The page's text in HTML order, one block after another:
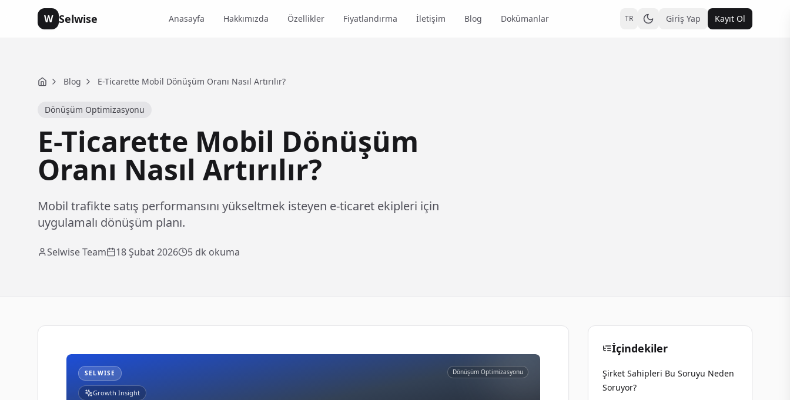
W Selwise Anasayfa Hakkımızda Özellikler Fiyatlandırma İletişim Blog Dokümanlar TR Giriş Yap Kayıt Ol
Home Blog E-Ticarette Mobil Dönüşüm Oranı Nasıl Artırılır?
Dönüşüm Optimizasyonu
E-Ticarette Mobil Dönüşüm
Oranı Nasıl Artırılır?
Mobil trafikte satış performansını yükseltmek isteyen e-ticaret ekipleri için
uygulamalı dönüşüm planı.
Selwise Team 18 Şubat 2026 5 dk okuma
SELWISE Dönüşüm Optimizasyonu
Growth Insight
İçindekiler
Şirket Sahipleri Bu Soruyu Neden
Soruyor?